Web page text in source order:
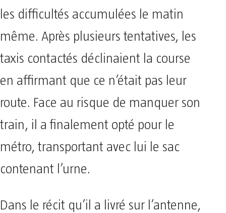
les difficultés accumulées le matin
même. Après plusieurs tentatives, les
taxis contactés déclinaient la course
en affirmant que ce n’était pas leur
route. Face au risque de manquer son
train, il a finalement opté pour le
métro, transportant avec lui le sac
contenant l’urne.
Dans le récit qu’il a livré sur l’antenne,